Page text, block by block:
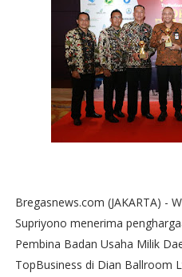
Bregasnews.com (JAKARTA) -
Supriyono menerima
Pembina Badan Usaha Milik
TopBusiness di Dian Ballroom